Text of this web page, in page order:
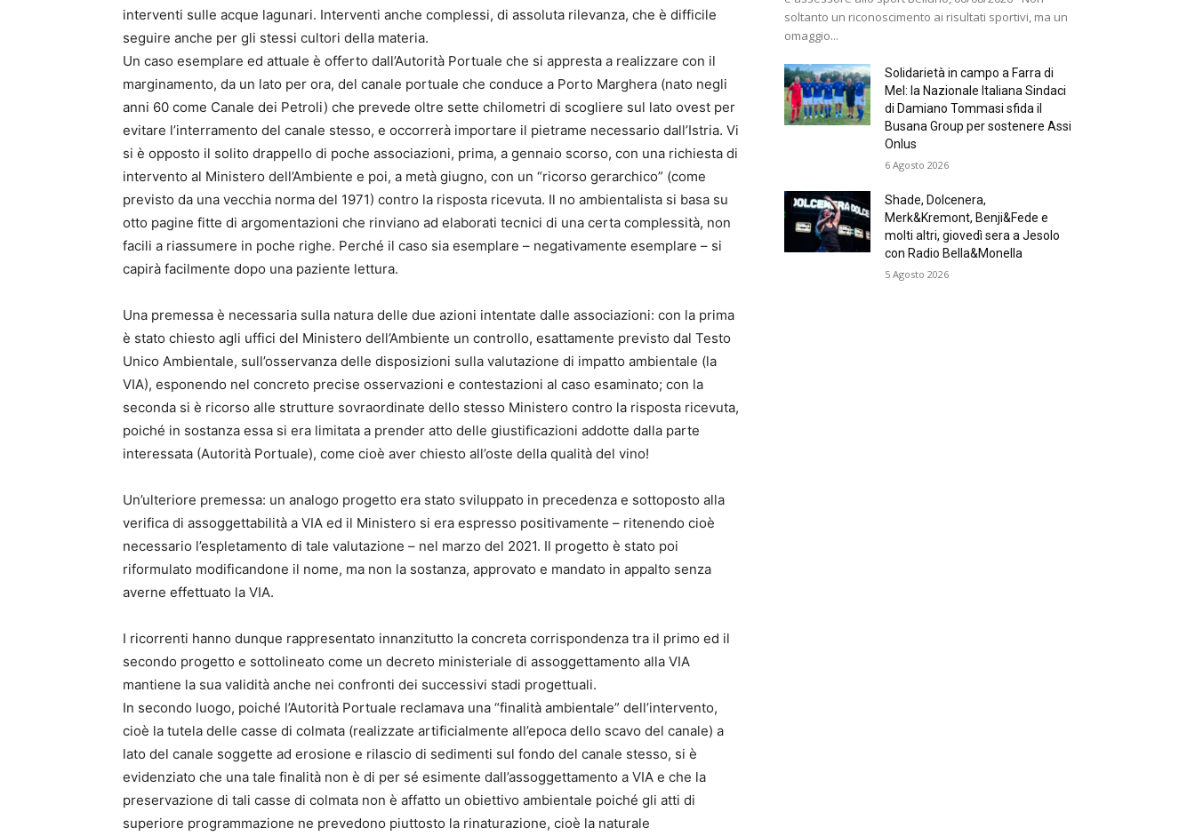
interventi sulle acque lagunari. Interventi anche complessi, di assoluta rilevanza, che è difficile
seguire anche per gli stessi cultori della materia.
Un caso esemplare ed attuale è offerto dall’Autorità Portuale che si appresta a realizzare con il
marginamento, da un lato per ora, del canale portuale che conduce a Porto Marghera (nato negli
anni 60 come Canale dei Petroli) che prevede oltre sette chilometri di scogliere sul lato ovest per
evitare l’interramento del canale stesso, e occorrerà importare il pietrame necessario dall’Istria. Vi
si è opposto il solito drappello di poche associazioni, prima, a gennaio scorso, con una richiesta di
intervento al Ministero dell’Ambiente e poi, a metà giugno, con un “ricorso gerarchico” (come
previsto da una vecchia norma del 1971) contro la risposta ricevuta. Il no ambientalista si basa su
otto pagine fitte di argomentazioni che rinviano ad elaborati tecnici di una certa complessità, non
facili a riassumere in poche righe. Perché il caso sia esemplare – negativamente esemplare – si
capirà facilmente dopo una paziente lettura.
Una premessa è necessaria sulla natura delle due azioni intentate dalle associazioni: con la prima
è stato chiesto agli uffici del Ministero dell’Ambiente un controllo, esattamente previsto dal Testo
Unico Ambientale, sull’osservanza delle disposizioni sulla valutazione di impatto ambientale (la
VIA), esponendo nel concreto precise osservazioni e contestazioni al caso esaminato; con la
seconda si è ricorso alle strutture sovraordinate dello stesso Ministero contro la risposta ricevuta,
poiché in sostanza essa si era limitata a prender atto delle giustificazioni addotte dalla parte
interessata (Autorità Portuale), come cioè aver chiesto all’oste della qualità del vino!
Un’ulteriore premessa: un analogo progetto era stato sviluppato in precedenza e sottoposto alla
verifica di assoggettabilità a VIA ed il Ministero si era espresso positivamente – ritenendo cioè
necessario l’espletamento di tale valutazione – nel marzo del 2021. Il progetto è stato poi
riformulato modificandone il nome, ma non la sostanza, approvato e mandato in appalto senza
averne effettuato la VIA.
I ricorrenti hanno dunque rappresentato innanzitutto la concreta corrispondenza tra il primo ed il
secondo progetto e sottolineato come un decreto ministeriale di assoggettamento alla VIA
mantiene la sua validità anche nei confronti dei successivi stadi progettuali.
In secondo luogo, poiché l’Autorità Portuale reclamava una “finalità ambientale” dell’intervento,
cioè la tutela delle casse di colmata (realizzate artificialmente all’epoca dello scavo del canale) a
lato del canale soggette ad erosione e rilascio di sedimenti sul fondo del canale stesso, si è
evidenziato che una tale finalità non è di per sé esimente dall’assoggettamento a VIA e che la
preservazione di tali casse di colmata non è affatto un obiettivo ambientale poiché gli atti di
superiore programmazione ne prevedono piuttosto la rinaturazione, cioè la naturale
soltanto un riconoscimento ai risultati sportivi, ma un
omaggio...
Solidarietà in campo a Farra di
Mel: la Nazionale Italiana Sindaci
di Damiano Tommasi sfida il
Busana Group per sostenere Assi
Onlus
6 Agosto 2026
Shade, Dolcenera,
Merk&Kremont, Benji&Fede e
molti altri, giovedì sera a Jesolo
con Radio Bella&Monella
5 Agosto 2026